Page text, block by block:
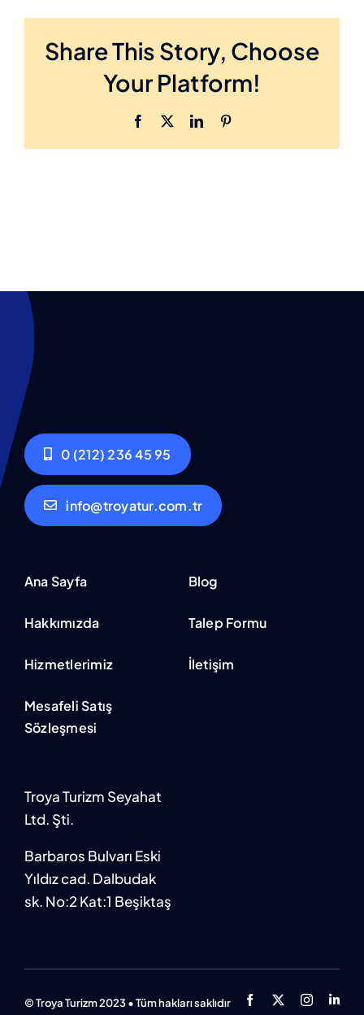
Share This Story, Choose
Your Platform!
Facebook LinkedIn
0 (212) 236 45 95
info@troyatur.com.tr
Ana Sayfa
Hakkımızda
Hizmetlerimiz
Mesafeli Satış
Sözleşmesi
Blog
Talep Formu
İletişim
Troya Turizm Seyahat
Ltd. Şti.
Barbaros Bulvarı Eski
Yıldız cad. Dalbudak
sk. No:2 Kat:1 Beşiktaş
© Troya Turizm 2023 • Tüm hakları saklıdır